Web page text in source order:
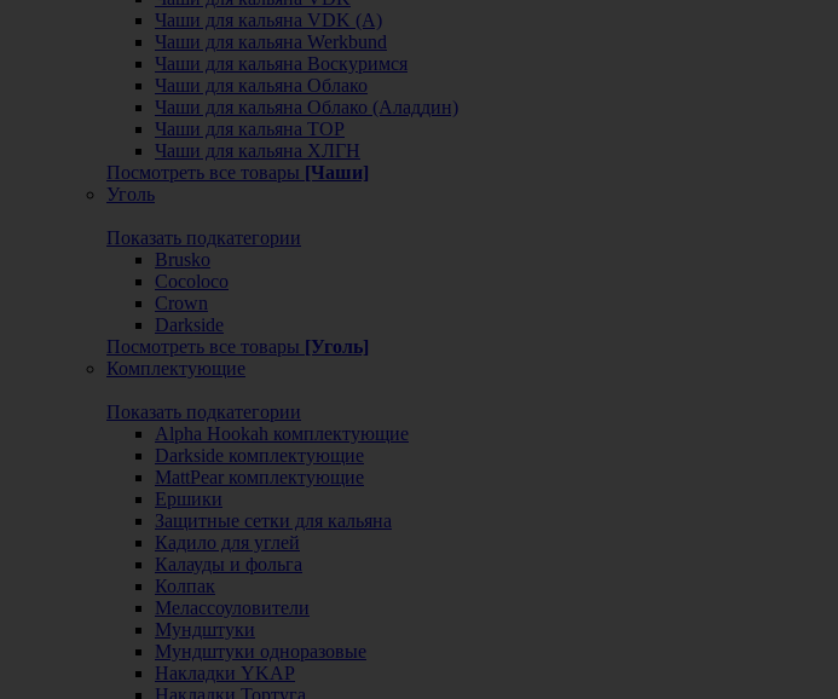
Чаши для кальяна VDK (А)
Чаши для кальяна Werkbund
Чаши для кальяна Воскуримся
Чаши для кальяна Облако
Чаши для кальяна Облако (Аладдин)
Чаши для кальяна ТОР
Чаши для кальяна ХЛГН
Посмотреть все товары [Чаши]
Уголь
Показать подкатегории
Brusko
Cocoloco
Crown
Darkside
Посмотреть все товары [Уголь]
Комплектующие
Показать подкатегории
Alpha Hookah комплектующие
Darkside комплектующие
MattPear комплектующие
Ершики
Защитные сетки для кальяна
Кадило для углей
Калауды и фольга
Колпак
Мелассоуловители
Мундштуки
Мундштуки одноразовые
Накладки YKAP
Накладки Тортуга